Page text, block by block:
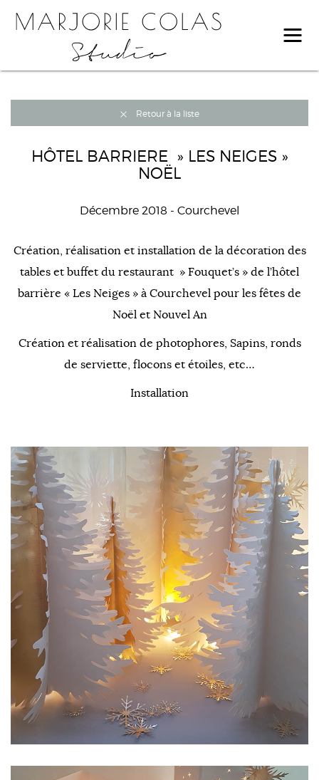
Retour à la liste
HÔTEL BARRIERE » LES NEIGES »
NOËL
Décembre 2018 - Courchevel
Création, réalisation et installation de la décoration des
tables et buffet du restaurant » Fouquet’s » de l’hôtel
barrière « Les Neiges » à Courchevel pour les fêtes de
Noël et Nouvel An
Création et réalisation de photophores, Sapins, ronds
de serviette, flocons et étoiles, etc…
Installation